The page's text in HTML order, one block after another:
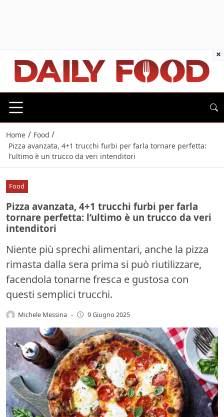
Home / Food /
Pizza avanzata, 4+1 trucchi furbi per farla tornare perfetta:
l’ultimo è un trucco da veri intenditori
Food
Pizza avanzata, 4+1 trucchi furbi per farla
tornare perfetta: l’ultimo è un trucco da veri
intenditori
Niente più sprechi alimentari, anche la pizza
rimasta dalla sera prima si può riutilizzare,
facendola tonarne fresca e gustosa con
questi semplici trucchi.
Michele Messina - 9 Giugno 2025
×